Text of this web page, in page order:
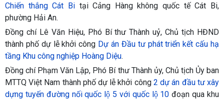
Chiến thắng Cát Bitại Cảng Hàng không quốc tế Cát Bi,
phường Hải An.
Đồng chí Lê Văn Hiệu, Phó Bí thư Thành uỷ, Chủ tịch HĐND
thành phố dự lễ khởi công Dự án Đầu tư phát triển kết cấu hạ
tầng Khu công nghiệp Hoàng Diệu.
Đồng chí Phạm Văn Lập, Phó Bí thư Thành ủy, Chủ tịch Ủy ban
MTTQ Việt Nam thành phố dự lễ khởi công 2 dự án đầu tư xây
dựng tuyến đường nối quốc lộ 5 với quốc lộ 10 đoạn qua khu